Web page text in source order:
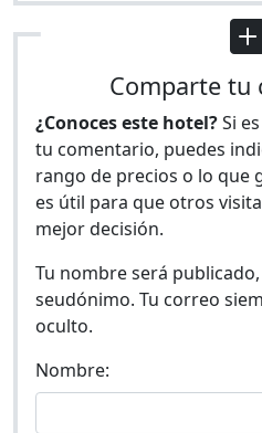
Comparte tu
¿Conoces este hotel?Si
tu comentario, puedes
rango de precios o lo que
es útil para que otros
mejor decisión.
Tu nombre será
seudónimo. Tu correo
oculto.
Nombre: